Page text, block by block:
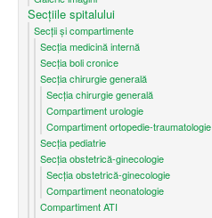
Secțiile spitalului
Secții și compartimente
Secţia medicină internă
Secția boli cronice
Secția chirurgie generală
Secția chirurgie generală
Compartiment urologie
Compartiment ortopedie-traumatologie
Secția pediatrie
Secția obstetrică-ginecologie
Secția obstetrică-ginecologie
Compartiment neonatologie
Compartiment ATI